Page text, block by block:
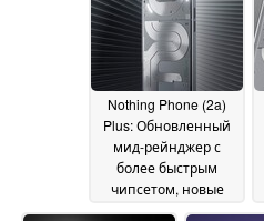
Nothing Phone (2a)
Plus: Обновленный
мид-рейнджер с
более быстрым
чипсетом, новые
цветовые решения